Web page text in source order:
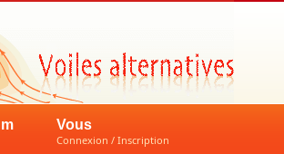
Vous
Connexion / Inscription